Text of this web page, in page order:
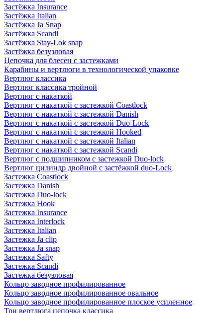
Застёжка Insurance
Застёжка Italian
Застёжка Ja Snap
Застёжка Scandi
Застёжка Stay-Lok snap
Застёжка безузловая
Цепочка для блесен с застежками
Карабины и вертлюги в технологической упаковке
Вертлюг классика
Вертлюг классика тройной
Вертлюг с накаткой
Вертлюг с накаткой с застежкой Coastlock
Вертлюг с накаткой с застежкой Danish
Вертлюг с накаткой с застежкой Duo-Lock
Вертлюг с накаткой с застежкой Hooked
Вертлюг с накаткой с застежкой Italian
Вертлюг с накаткой с застежкой Scandi
Вертлюг с подшипником с застежкой Duo-lock
Вертлюг цилиндр двойной с застёжкой duo-Lock
Застежка Coastlock
Застежка Danish
Застежка Duo-lock
Застежка Hook
Застежка Insurance
Застежка Interlock
Застежка Italian
Застежка Ja clip
Застежка Ja snap
Застежка Safty
Застежка Scandi
Застежка безузловая
Кольцо заводное профилированное
Кольцо заводное профилированное овальное
Кольцо заводное профилированное плоское усиленное
Три вертлюга цепочка классика